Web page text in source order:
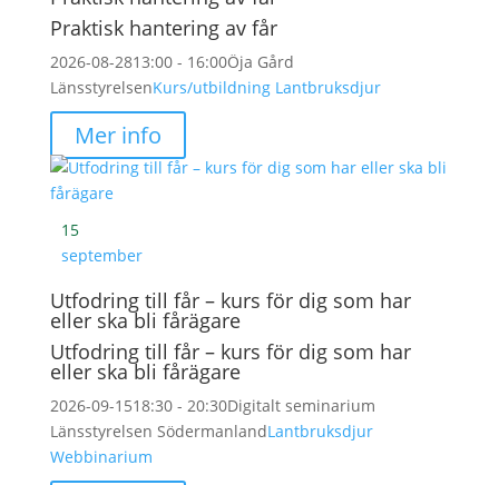
Praktisk hantering av får
2026-08-2813:00 - 16:00Öja Gård
LänsstyrelsenKurs/utbildning Lantbruksdjur
Mer info
15
september
Utfodring till får – kurs för dig som har
eller ska bli fårägare
Utfodring till får – kurs för dig som har
eller ska bli fårägare
2026-09-1518:30 - 20:30Digitalt seminarium
Länsstyrelsen SödermanlandLantbruksdjur
Webbinarium